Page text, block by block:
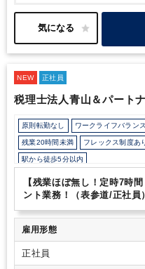
ネコン」の事業、その他、ホ
ープの強みを活かしつつ、総
法人かと思います。 今回は、
との取引関係の拡充・深化を
福利厚生の充実なども伴い定
NEW 正社員
税理士法人青山＆パート
原則転勤なし ワークライフバランス
残業20時間未満 フレックス制度あ
駅から徒歩5分以内
【残業ほぼ無し！定時7時
ント業務！（表参道/正社員）
雇用形態
正社員